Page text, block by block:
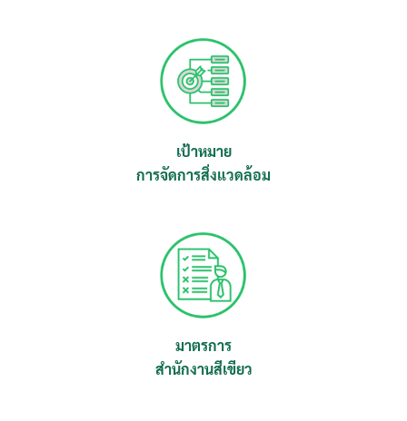
เป้าหมาย
การจัดการสิ่งแวดล้อม
มาตรการ
สำนักงานสีเขียว